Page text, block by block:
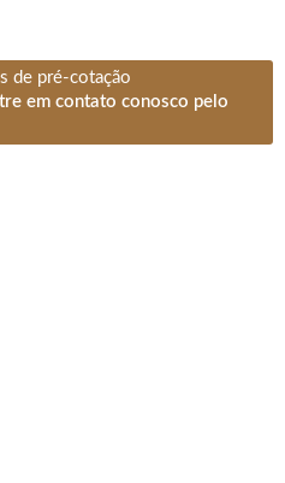
de pré-cotação
em contato conosco pelo